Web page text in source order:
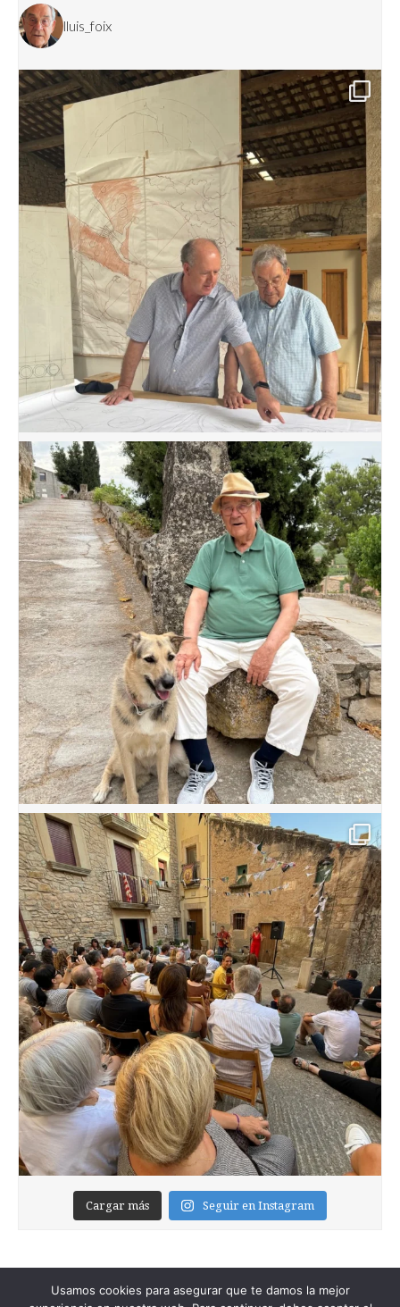
lluis_foix
Cargar más Seguir en Instagram
Usamos cookies para asegurar que te damos la mejor